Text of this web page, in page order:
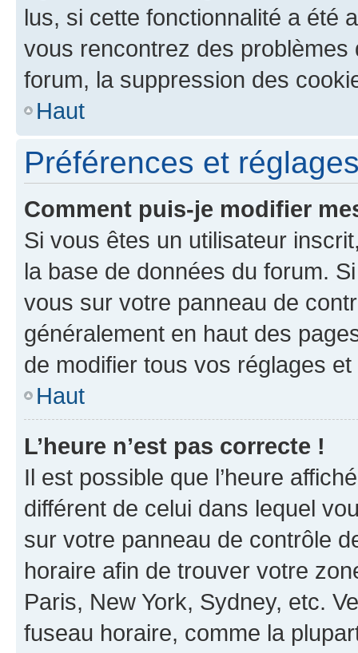
lus, si cette fonctionnalité a été
vous rencontrez des
forum, la suppression des
Haut
Préférences et
Comment puis-je modifier
Si vous êtes un utilisateur
la base de données du forum.
vous sur votre panneau de
généralement en haut des
de modifier tous vos réglages
Haut
L’heure n’est pas correcte !
Il est possible que l’heure
différent de celui dans lequel
sur votre panneau de contrôle
horaire afin de trouver votre
Paris, New York, Sydney, etc.
fuseau horaire, comme la